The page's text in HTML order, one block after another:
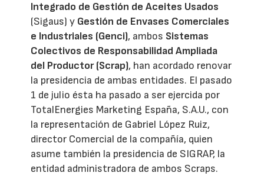
Integrado de Gestión de Aceites Usados
(Sigaus) y Gestión de Envases Comerciales
e Industriales (Genci), ambos Sistemas
Colectivos de Responsabilidad Ampliada
del Productor (Scrap), han acordado renovar
la presidencia de ambas entidades. El pasado
1 de julio ésta ha pasado a ser ejercida por
TotalEnergies Marketing España, S.A.U., con
la representación de Gabriel López Ruiz,
director Comercial de la compañía, quien
asume también la presidencia de SIGRAP, la
entidad administradora de ambos Scraps.